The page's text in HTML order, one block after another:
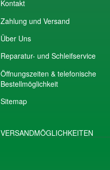
Kontakt
Zahlung und Versand
Über Uns
Reparatur- und Schleifservice
Öffnungszeiten & telefonische
Bestellmöglichkeit
Sitemap
VERSANDMÖGLICHKEITEN